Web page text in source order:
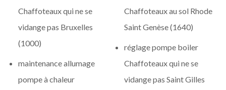
Chaffoteaux qui ne se
vidange pas Bruxelles
(1000)
maintenance allumage
pompe à chaleur
Chaffoteaux au sol Rhode
Saint Genèse (1640)
réglage pompe boiler
Chaffoteaux qui ne se
vidange pas Saint Gilles